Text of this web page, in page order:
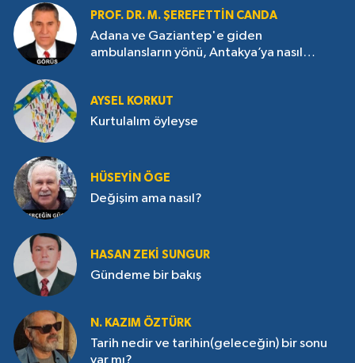
PROF. DR. M. ŞEREFETTIN CANDA
Adana ve Gaziantep'e giden
ambulansların yönü, Antakya’ya nasıl
AYSEL KORKUT
Kurtulalım öyleyse
HÜSEYIN ÖGE
Değişim ama nasıl?
HASAN ZEKI SUNGUR
Gündeme bir bakış
N. KAZIM ÖZTÜRK
Tarih nedir ve tarihin(geleceğin) bir sonu